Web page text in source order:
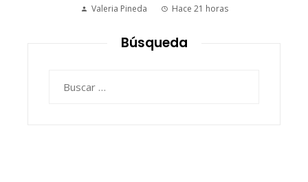
Yuliza Hermán Hace 3 días
Búsqueda